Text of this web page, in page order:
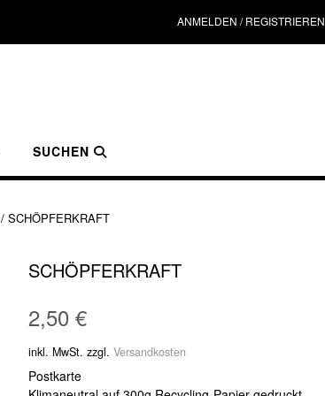
ANMELDEN / REGISTRIEREN
SUCHEN
/ SCHÖPFERKRAFT
SCHÖPFERKRAFT
2,50 €
inkl. MwSt. zzgl. Versandkosten
Postkarte